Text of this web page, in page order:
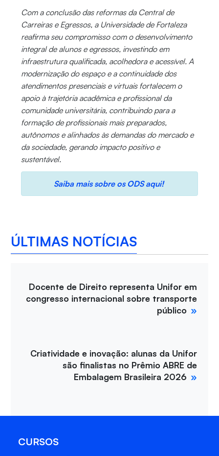
Com a conclusão das reformas da Central de
Carreiras e Egressos, a Universidade de Fortaleza
reafirma seu compromisso com o desenvolvimento
integral de alunos e egressos, investindo em
infraestrutura qualificada, acolhedora e acessível. A
modernização do espaço e a continuidade dos
atendimentos presenciais e virtuais fortalecem o
apoio à trajetória acadêmica e profissional da
comunidade universitária, contribuindo para a
formação de profissionais mais preparados,
autônomos e alinhados às demandas do mercado e
da sociedade, gerando impacto positivo e
sustentável.
Saiba mais sobre os ODS aqui!
ÚLTIMAS NOTÍCIAS
Docente de Direito representa Unifor em
congresso internacional sobre transporte
público
Criatividade e inovação: alunas da Unifor
são finalistas no Prêmio ABRE de
Embalagem Brasileira 2026
CURSOS